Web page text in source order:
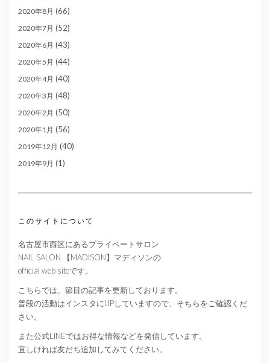
2020年8月 (66)
2020年7月 (52)
2020年6月 (43)
2020年5月 (44)
2020年4月 (40)
2020年3月 (48)
2020年2月 (50)
2020年1月 (56)
2019年12月 (40)
2019年9月 (1)
このサイトについて
名古屋市西区にあるプライベートサロン
NAIL SALON 【MADISON】マディソンの
official web siteです。
こちらでは、節目の記事を更新しております。
普段の活動はインスタにUPしていますので、そちらをご確認くだ
さい。
また公式LINEではお得な情報などを発信しています。
宜しければ友だち追加してみてください。